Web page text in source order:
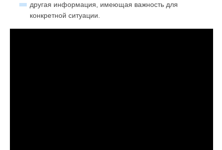
другая информация, имеющая важность для
конкретной ситуации.